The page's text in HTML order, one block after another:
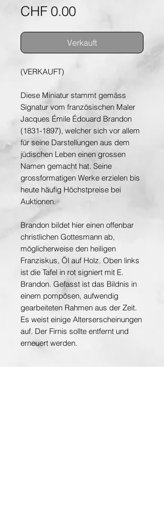
CHF 0.00Preis
Verkauft
(VERKAUFT)
Diese Miniatur stammt gemäss
Signatur vom französischen Maler
Jacques Émile Édouard Brandon
(1831-1897), welcher sich vor allem
für seine Darstellungen aus dem
jüdischen Leben einen grossen
Namen gemacht hat. Seine
grossformatigen Werke erzielen bis
heute häufig Höchstpreise bei
Auktionen.
Brandon bildet hier einen offenbar
christlichen Gottesmann ab,
möglicherweise den heiligen
Franziskus, Öl auf Holz. Oben links
ist die Tafel in rot signiert mit E.
Brandon. Gefasst ist das Bildnis in
einem pompösen, aufwendig
gearbeiteten Rahmen aus der Zeit.
Es weist einige Alterserscheinungen
auf. Der Firnis sollte entfernt und
erneuert werden.